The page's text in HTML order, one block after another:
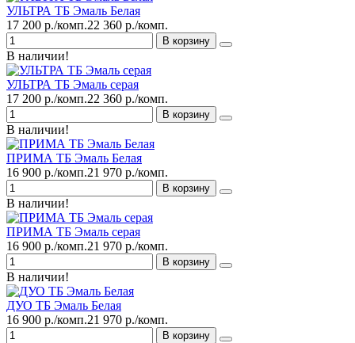
УЛЬТРА ТБ Эмаль Белая
17 200 р./комп.22 360 р./комп.
В корзину
В наличии!
УЛЬТРА ТБ Эмаль серая
17 200 р./комп.22 360 р./комп.
В корзину
В наличии!
ПРИМА ТБ Эмаль Белая
16 900 р./комп.21 970 р./комп.
В корзину
В наличии!
ПРИМА ТБ Эмаль серая
16 900 р./комп.21 970 р./комп.
В корзину
В наличии!
ДУО ТБ Эмаль Белая
16 900 р./комп.21 970 р./комп.
В корзину